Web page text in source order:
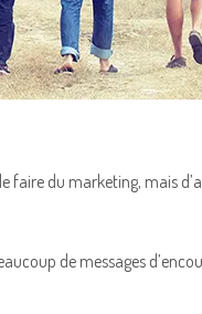
du marketing, mais
de messages